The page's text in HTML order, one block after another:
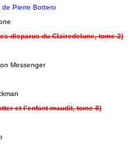
Pierre Bottero
disparus du Clairedelune, tome 2)
Messenger
et l’enfant maudit, tome 8)